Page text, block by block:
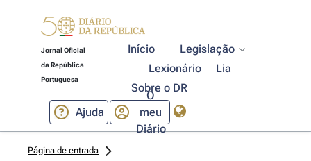
Jornal Oficial
da República
Portuguesa
Início
Legislação
Lexionário
Lia
Sobre o DR
Ajuda
O
meu
Diário
Página de entrada